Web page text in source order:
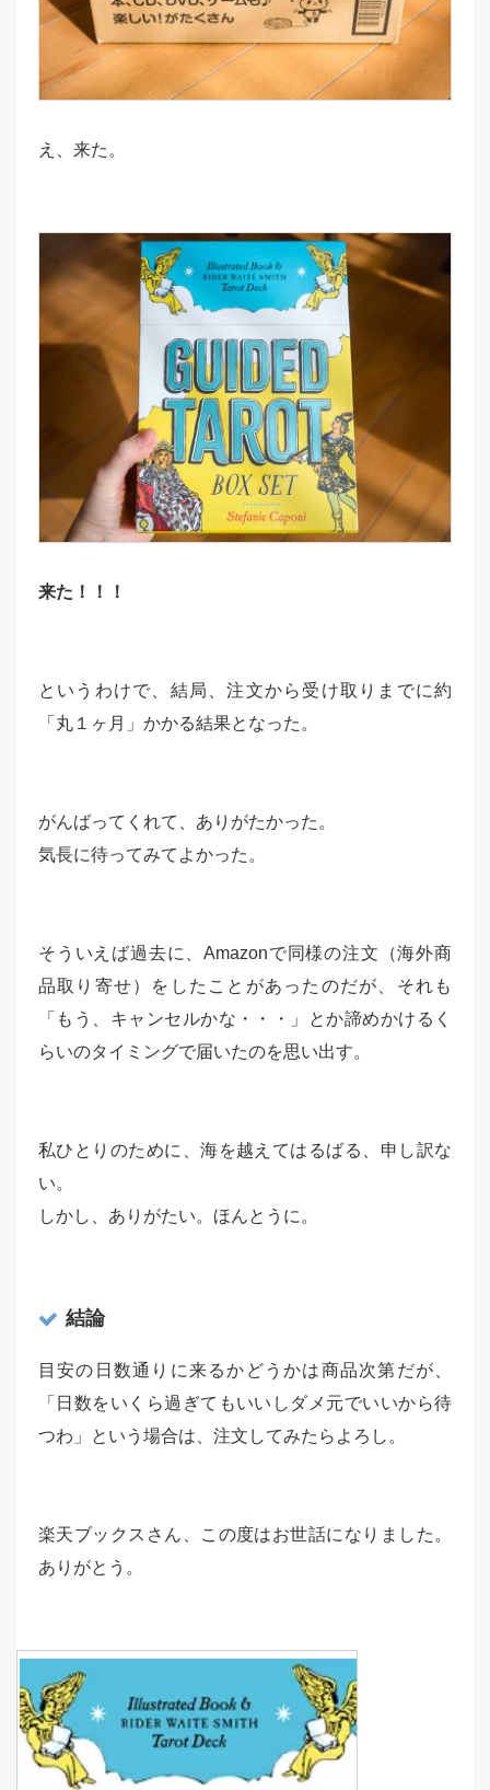
え、来た。
来た！！！
というわけで、結局、注文から受け取りまでに約
「丸１ヶ月」かかる結果となった。
がんばってくれて、ありがたかった。
気長に待ってみてよかった。
そういえば過去に、Amazonで同様の注文（海外商
品取り寄せ）をしたことがあったのだが、それも
「もう、キャンセルかな・・・」とか諦めかけるく
らいのタイミングで届いたのを思い出す。
私ひとりのために、海を越えてはるばる、申し訳な
い。
しかし、ありがたい。ほんとうに。
結論
目安の日数通りに来るかどうかは商品次第だが、
「日数をいくら過ぎてもいいしダメ元でいいから待
つわ」という場合は、注文してみたらよろし。
楽天ブックスさん、この度はお世話になりました。
ありがとう。